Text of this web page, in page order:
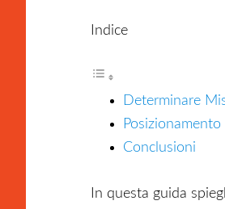
Indice
Determinare
Conclusioni
In questa guida